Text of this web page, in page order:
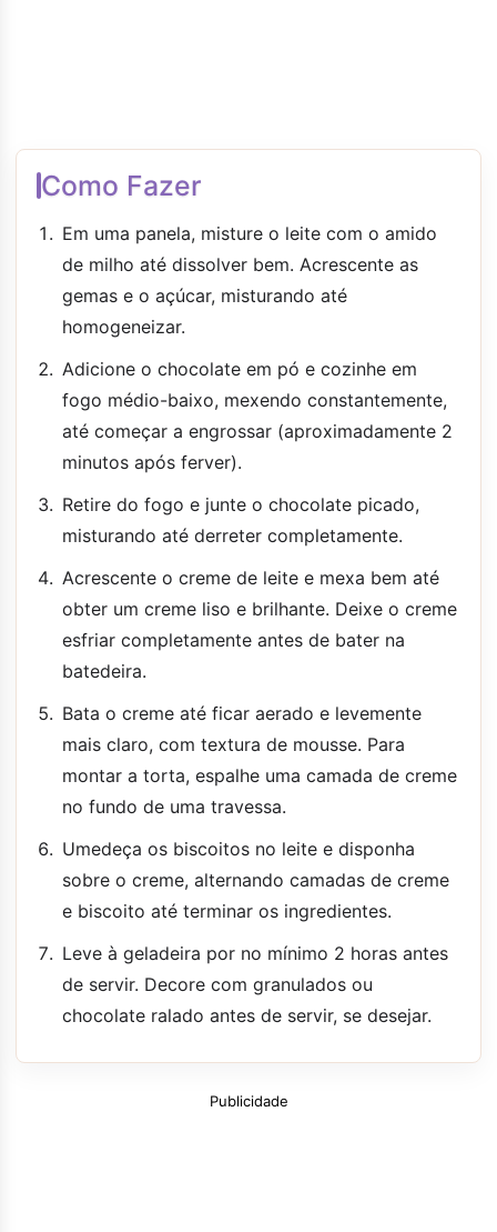
Como Fazer
Em uma panela, misture o leite com o amido
de milho até dissolver bem. Acrescente as
gemas e o açúcar, misturando até
homogeneizar.
Adicione o chocolate em pó e cozinhe em
fogo médio-baixo, mexendo constantemente,
até começar a engrossar (aproximadamente 2
minutos após ferver).
Retire do fogo e junte o chocolate picado,
misturando até derreter completamente.
Acrescente o creme de leite e mexa bem até
obter um creme liso e brilhante. Deixe o creme
esfriar completamente antes de bater na
batedeira.
Bata o creme até ficar aerado e levemente
mais claro, com textura de mousse. Para
montar a torta, espalhe uma camada de creme
no fundo de uma travessa.
Umedeça os biscoitos no leite e disponha
sobre o creme, alternando camadas de creme
e biscoito até terminar os ingredientes.
Leve à geladeira por no mínimo 2 horas antes
de servir. Decore com granulados ou
chocolate ralado antes de servir, se desejar.
Publicidade